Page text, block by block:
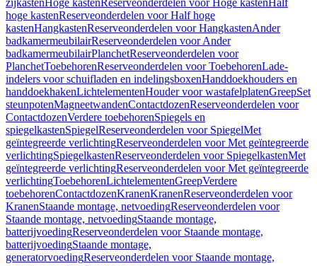
zijkastenHoge kastenReserveonderdelen voor Hoge kastenHalf
hoge kastenReserveonderdelen voor Half hoge
kastenHangkastenReserveonderdelen voor HangkastenAnder
badkamermeubilairReserveonderdelen voor Ander
badkamermeubilairPlanchetReserveonderdelen voor
PlanchetToebehorenReserveonderdelen voor ToebehorenLade-
indelers voor schuifladen en indelingsboxenHanddoekhouders en
handdoekhakenLichtelementenHouder voor wastafelplatenGreepSet
steunpotenMagneetwandenContactdozenReserveonderdelen voor
ContactdozenVerdere toebehorenSpiegels en
spiegelkastenSpiegelReserveonderdelen voor SpiegelMet
geïntegreerde verlichtingReserveonderdelen voor Met geïntegreerde
verlichtingSpiegelkastenReserveonderdelen voor SpiegelkastenMet
geïntegreerde verlichtingReserveonderdelen voor Met geïntegreerde
verlichtingToebehorenLichtelementenGreepVerdere
toebehorenContactdozenKranenKranenReserveonderdelen voor
KranenStaande montage, netvoedingReserveonderdelen voor
Staande montage, netvoedingStaande montage,
batterijvoedingReserveonderdelen voor Staande montage,
batterijvoedingStaande montage,
generatorvoedingReserveonderdelen voor Staande montage,